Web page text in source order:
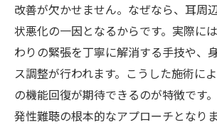
改善が欠かせません。なぜなら、耳周
状悪化の一因となるからです。実際に
わりの緊張を丁寧に解消する手技や、
ス調整が行われます。こうした施術に
の機能回復が期待できるのが特徴です
発性難聴の根本的なアプローチとなりま